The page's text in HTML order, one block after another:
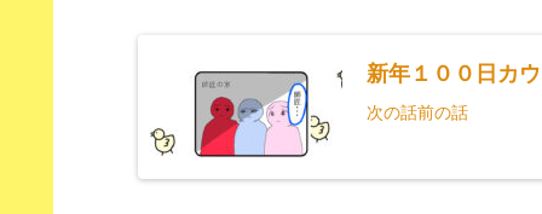
新年１００日カ
次の話前の話